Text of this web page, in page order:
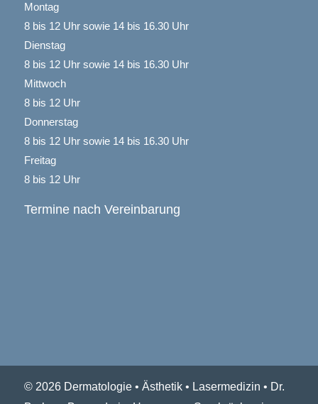
Montag
8 bis 12 Uhr sowie 14 bis 16.30 Uhr
Dienstag
8 bis 12 Uhr sowie 14 bis 16.30 Uhr
Mittwoch
8 bis 12 Uhr
Donnerstag
8 bis 12 Uhr sowie 14 bis 16.30 Uhr
Freitag
8 bis 12 Uhr
Termine nach Vereinbarung
© 2026 Dermatologie • Ästhetik • Lasermedizin • Dr.